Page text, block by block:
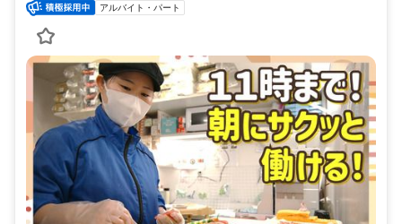
アルバイト・パート